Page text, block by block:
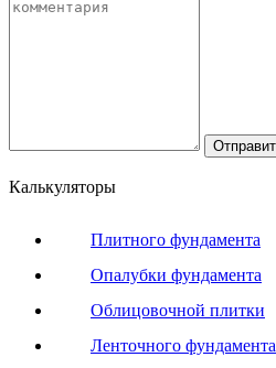
Калькуляторы
Плитного фундамента
Опалубки фундамента
Облицовочной плитки
Ленточного фундамента